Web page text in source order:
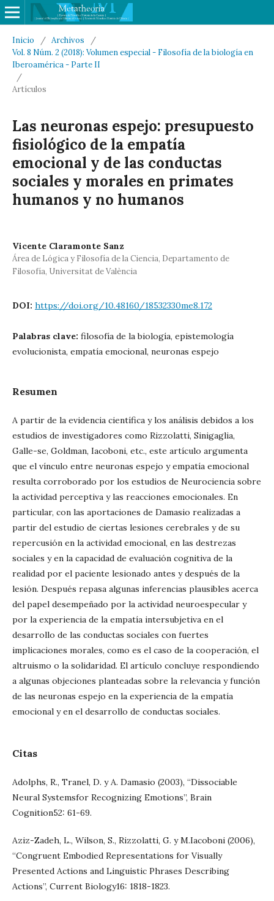
Inicio / Archivos
/
Vol. 8 Núm. 2 (2018): Volumen especial - Filosofía de la biología en
Iberoamérica - Parte II
/
Artículos
Las neuronas espejo: presupuesto
fisiológico de la empatía
emocional y de las conductas
sociales y morales en primates
humanos y no humanos
Vicente Claramonte Sanz
Área de Lógica y Filosofía de la Ciencia, Departamento de
Filosofía, Universitat de València
DOI: https://doi.org/10.48160/18532330me8.172
Palabras clave: filosofía de la biología, epistemología
evolucionista, empatía emocional, neuronas espejo
Resumen
A partir de la evidencia científica y los análisis debidos a los
estudios de investigadores como Rizzolatti, Sinigaglia,
Galle-se, Goldman, Iacoboni, etc., este artículo argumenta
que el vínculo entre neuronas espejo y empatía emocional
resulta corroborado por los estudios de Neurociencia sobre
la actividad perceptiva y las reacciones emocionales. En
particular, con las aportaciones de Damasio realizadas a
partir del estudio de ciertas lesiones cerebrales y de su
repercusión en la actividad emocional, en las destrezas
sociales y en la capacidad de evaluación cognitiva de la
realidad por el paciente lesionado antes y después de la
lesión. Después repasa algunas inferencias plausibles acerca
del papel desempeñado por la actividad neuroespecular y
por la experiencia de la empatía intersubjetiva en el
desarrollo de las conductas sociales con fuertes
implicaciones morales, como es el caso de la cooperación, el
altruismo o la solidaridad. El artículo concluye respondiendo
a algunas objeciones planteadas sobre la relevancia y función
de las neuronas espejo en la experiencia de la empatía
emocional y en el desarrollo de conductas sociales.
Citas
Adolphs, R., Tranel, D. y A. Damasio (2003), “Dissociable
Neural Systemsfor Recognizing Emotions”, Brain
Cognition52: 61-69.
Aziz-Zadeh, L., Wilson, S., Rizzolatti, G. y M.Iacoboni (2006),
“Congruent Embodied Representations for Visually
Presented Actions and Linguistic Phrases Describing
Actions”, Current Biology16: 1818-1823.